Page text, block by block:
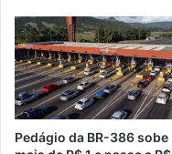
Pedágio da BR-386 sobe